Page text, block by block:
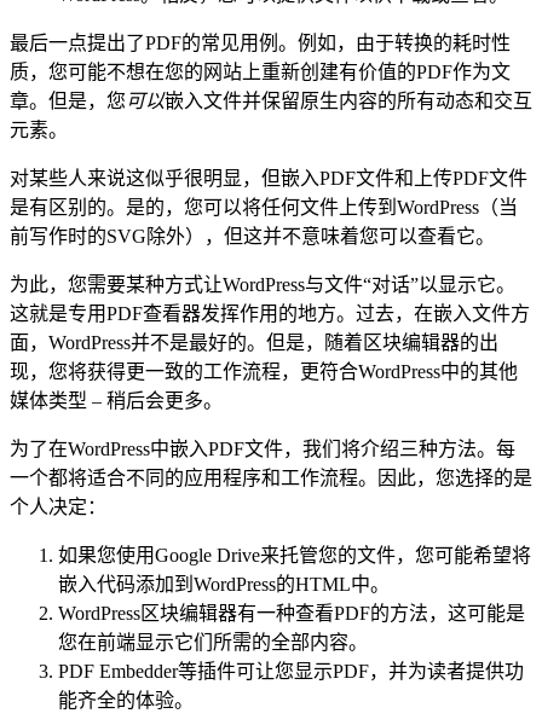
最后一点提出了PDF的常见用例。例如，由于转换的耗时性
质，您可能不想在您的网站上重新创建有价值的PDF作为文
章。但是，您 可以嵌入文件并保留原生内容的所有动态和交互
元素。
对某些人来说这似乎很明显，但嵌入PDF文件和上传PDF文件
是有区别的。是的，您可以将任何文件上传到WordPress（当
前写作时的SVG除外），但这并不意味着您可以查看它。
为此，您需要某种方式让WordPress与文件“对话”以显示它。
这就是专用PDF查看器发挥作用的地方。过去，在嵌入文件方
面，WordPress并不是最好的。但是，随着区块编辑器的出
现，您将获得更一致的工作流程，更符合WordPress中的其他
媒体类型 – 稍后会更多。
为了在WordPress中嵌入PDF文件，我们将介绍三种方法。每
一个都将适合不同的应用程序和工作流程。因此，您选择的是
个人决定：
如果您使用Google Drive来托管您的文件，您可能希望将
嵌入代码添加到WordPress的HTML中。
WordPress区块编辑器有一种查看PDF的方法，这可能是
您在前端显示它们所需的全部内容。
PDF Embedder等插件可让您显示PDF，并为读者提供功
能齐全的体验。